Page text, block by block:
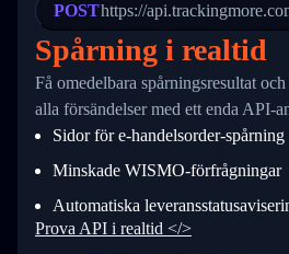
23
24
25
27
28
29
31
33
34
          },
          {
"Date":
          }
      }
  }
}
POSThttps://
Spårning i realtid
Få omedelbara spårningsresultat
alla försändelser med ett enda API-
Sidor för e-handelsorder-spårning
Minskade WISMO-förfrågningar
Automatiska
Prova API i realtid </>